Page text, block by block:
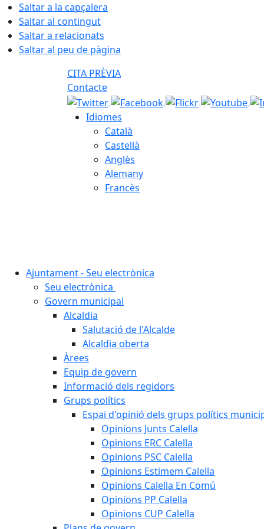
Saltar a la capçalera
Saltar al contingut
Saltar a relacionats
Saltar al peu de pàgina
CITA PRÈVIA
Contacte
Idiomes
Català
Castellà
Anglès
Alemany
Francès
Ajuntament - Seu electrònica
Seu electrònica
Govern municipal
Alcaldia
Salutació de l'Alcalde
Alcaldia oberta
Àrees
Equip de govern
Informació dels regidors
Grups polítics
Espai d'opinió dels grups polítics
Opinions Junts Calella
Opinions ERC Calella
Opinions PSC Calella
Opinions Estimem Calella
Opinions Calella En Comú
Opinions PP Calella
Opinions CUP Calella